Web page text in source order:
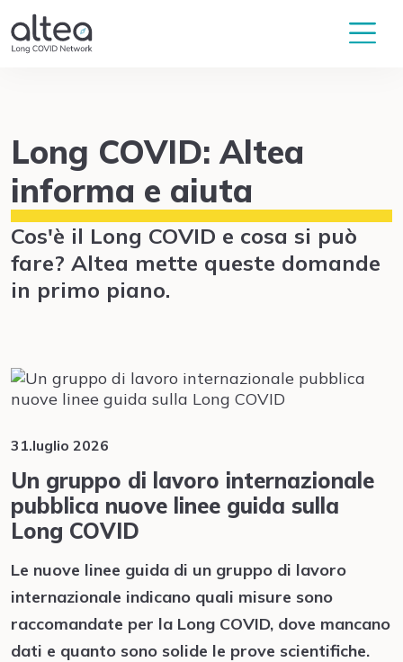
Long COVID: Altea
informa e aiuta
Cos'è il Long COVID e cosa si può
fare? Altea mette queste domande
in primo piano.
31.luglio 2026
Un gruppo di lavoro internazionale
pubblica nuove linee guida sulla
Long COVID
Le nuove linee guida di un gruppo di lavoro
internazionale indicano quali misure sono
raccomandate per la Long COVID, dove mancano
dati e quanto sono solide le prove scientifiche.